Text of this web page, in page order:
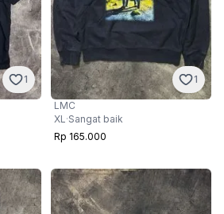
1 1
LMC
XL ·Sangat baik
Rp 165.000